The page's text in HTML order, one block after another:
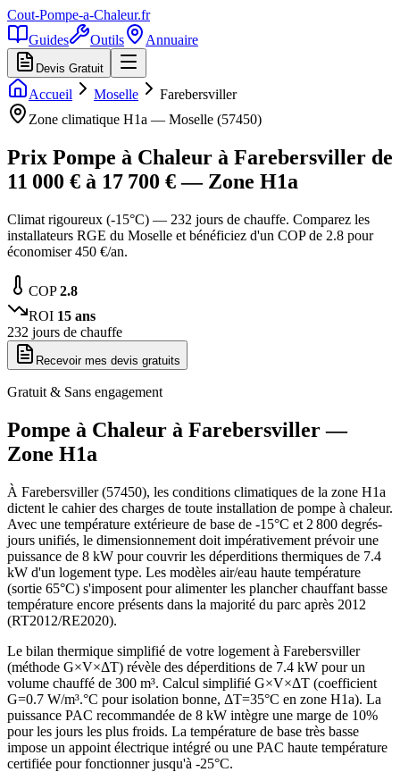
Cout-Pompe-a-Chaleur.fr
Guides
Outils Annuaire
Devis Gratuit
Accueil Moselle
Farebersviller
Zone climatique H1a — Moselle (57450)
Prix Pompe à Chaleur à Farebersviller de
11 000 € à 17 700 € — Zone H1a
Climat rigoureux (-15°C) — 232 jours de chauffe. Comparez les
installateurs RGE du Moselle et bénéficiez d'un COP de 2.8 pour
économiser 450 €/an.
COP2.8
ROI 15 ans
232 jours de chauffe
Recevoir mes devis gratuits
Gratuit & Sans engagement
Pompe à Chaleur à Farebersviller—
Zone H1a
À Farebersviller (57450), les conditions climatiques de la zone H1a
dictent le cahier des charges de toute installation de pompe à chaleur.
Avec une température extérieure de base de -15°C et 2 800 degrés-
jours unifiés, le dimensionnement doit impérativement prévoir une
puissance de 8 kW pour couvrir les déperditions thermiques de 7.4
kW d'un logement type. Les modèles air/eau haute température
(sortie 65°C) s'imposent pour alimenter les plancher chauffant basse
température encore présents dans la majorité du parc après 2012
(RT2012/RE2020).
Le bilan thermique simplifié de votre logement à Farebersviller
(méthode G×V×ΔT) révèle des déperditions de 7.4 kW pour un
volume chauffé de 300 m³. Calcul simplifié G×V×ΔT (coefficient
G=0.7 W/m³.°C pour isolation bonne, ΔT=35°C en zone H1a). La
puissance PAC recommandée de 8 kW intègre une marge de 10%
pour les jours les plus froids. La température de base très basse
impose un appoint électrique intégré ou une PAC haute température
certifiée pour fonctionner jusqu'à -25°C.